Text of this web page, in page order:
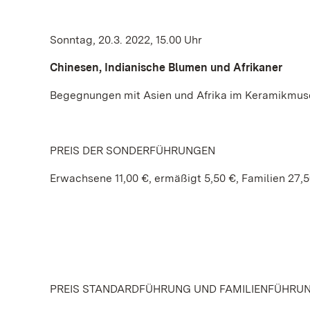
Sonntag, 20.3. 2022, 15.00 Uhr
Chinesen, Indianische Blumen und Afrikaner
Begegnungen mit Asien und Afrika im
PREIS DER SONDERFÜHRUNGEN
Erwachsene 11,00 €, ermäßigt 5,50 €, Familien
PREIS STANDARDFÜHRUNG UND